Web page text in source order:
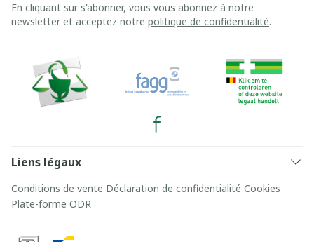
En cliquant sur s'abonner, vous vous abonnez à notre
newsletter et acceptez notre politique de confidentialité.
Liens légaux
Conditions de vente Déclaration de confidentialité Cookies
Plate-forme ODR